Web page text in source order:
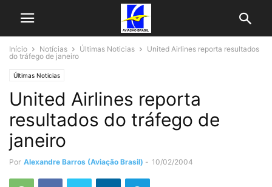
Início Notícias Últimas Noticias
United Airlines reporta resultados
do tráfego de janeiro
Últimas Noticias
United Airlines reporta
resultados do tráfego de
janeiro
Por Alexandre Barros (Aviação Brasil) - 10/02/2004